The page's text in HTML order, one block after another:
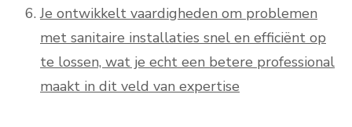
Je ontwikkelt vaardigheden om problemen
met sanitaire installaties snel en efficiënt op
te lossen, wat je echt een betere professional
maakt in dit veld van expertise